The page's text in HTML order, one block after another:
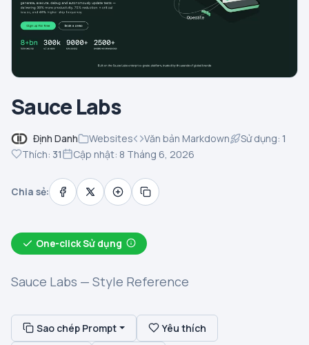
Sauce Labs
Định Danh Websites Văn bản Markdown Sử dụng: 1
Thích: 31 Cập nhật: 8 Tháng 6, 2026
Chia sẻ:
One-click Sử dụng
Sauce Labs — Style Reference
Sao chép Prompt Yêu thích